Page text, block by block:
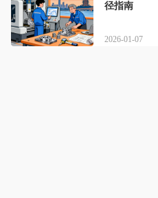
径指南
2026-01-07